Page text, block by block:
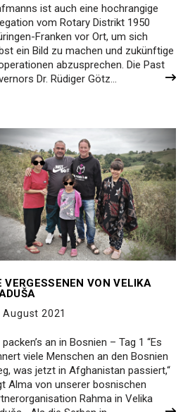
ist auch eine hochrangige
vom Rotary Distrikt 1950
Franken vor Ort, um sich
ein Bild zu machen und zukünftige
abzusprechen. Die Past
Dr. Rüdiger Götz…
VERGESSENEN VON VELIKA
August 2021
packen’s an in Bosnien – Tag 1 “Es
viele Menschen an den Bosnien
was jetzt in Afghanistan passiert,“
Alma von unserer bosnischen
Rahma in Velika